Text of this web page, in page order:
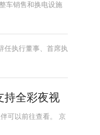
车销售和换电设施
任执行董事、首席执
持全彩夜视
可以前往查看。 京